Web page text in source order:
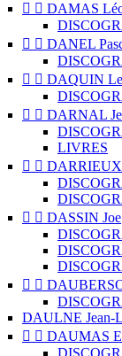
  DAMAS
  DANEL
  DAQUIN
  DARNAL
LIVRES
  DARRIEUX
  DASSIN Joe
 
DAULNE Jean-
  DAUMAS